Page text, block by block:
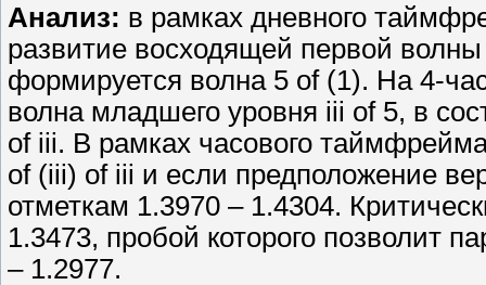
Анализ: в рамках дневного
развитие восходящей первой
формируется волна 5 of (1). На 4-
волна младшего уровня iii of 5, в
of iii. В рамках часового
of (iii) of iii и если предположение
отметкам 1.3970 – 1.4304.
1.3473, пробой которого позволит
– 1.2977.